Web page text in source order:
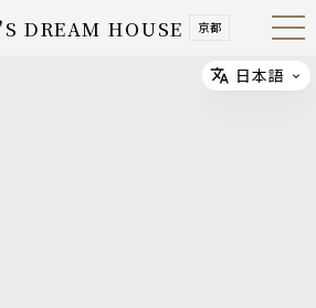
DREAM HOUSE 京都 Open
Navig
Select
日本語